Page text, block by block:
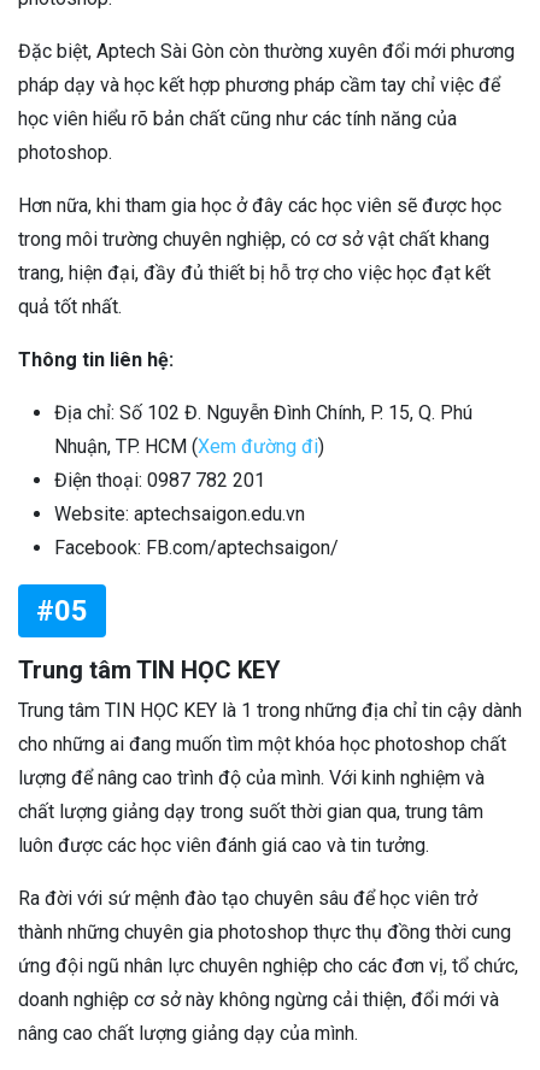
Đặc biệt, Aptech Sài Gòn còn thường xuyên đổi mới phương
pháp dạy và học kết hợp phương pháp cầm tay chỉ việc để
học viên hiểu rõ bản chất cũng như các tính năng của
photoshop.
Hơn nữa, khi tham gia học ở đây các học viên sẽ được học
trong môi trường chuyên nghiệp, có cơ sở vật chất khang
trang, hiện đại, đầy đủ thiết bị hỗ trợ cho việc học đạt kết
quả tốt nhất.
Thông tin liên hệ:
Địa chỉ: Số 102 Đ. Nguyễn Đình Chính, P. 15, Q. Phú
Nhuận, TP. HCM (Xem đường đi)
Điện thoại: 0987 782 201
Website: aptechsaigon.edu.vn
Facebook: FB.com/aptechsaigon/
#05
Trung tâm TIN HỌC KEY
Trung tâm TIN HỌC KEY là 1 trong những địa chỉ tin cậy dành
cho những ai đang muốn tìm một khóa học photoshop chất
lượng để nâng cao trình độ của mình. Với kinh nghiệm và
chất lượng giảng dạy trong suốt thời gian qua, trung tâm
luôn được các học viên đánh giá cao và tin tưởng.
Ra đời với sứ mệnh đào tạo chuyên sâu để học viên trở
thành những chuyên gia photoshop thực thụ đồng thời cung
ứng đội ngũ nhân lực chuyên nghiệp cho các đơn vị, tổ chức,
doanh nghiệp cơ sở này không ngừng cải thiện, đổi mới và
nâng cao chất lượng giảng dạy của mình.